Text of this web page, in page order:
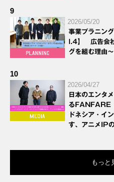
9
2026/05/20
事業プラニン
l.4】 広告会
グを組む理由
10
2026/04/27
日本のエンタ
るFANFARE
ドネシア・イ
す、アニメIP
もっと